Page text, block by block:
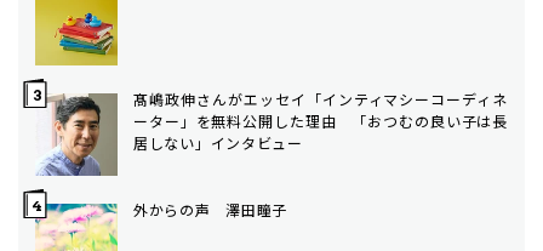
髙嶋政伸さんがエッセイ「インティマシーコーディネ
ーター」を無料公開した理由 「おつむの良い子は長
居しない」インタビュー
外からの声 澤田瞳子